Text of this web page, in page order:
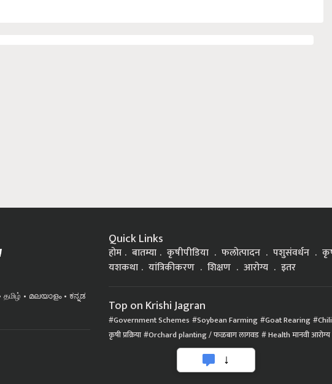
தமிழ் മലയാളം
ಕನ್ನಡ
Quick Links
होम बातम्या कृषीपीडिया फलोत्पादन पशुसंवर्धन
यशकथा
यांत्रिकीकरण शिक्षण आरोग्य इतर
Top on Krishi Jagran
Government Schemes Soybean Farming Goat Rearing
कृषी प्रक्रिया Orchard planting / फळबाग लागवड Health मानवी आरोग्य